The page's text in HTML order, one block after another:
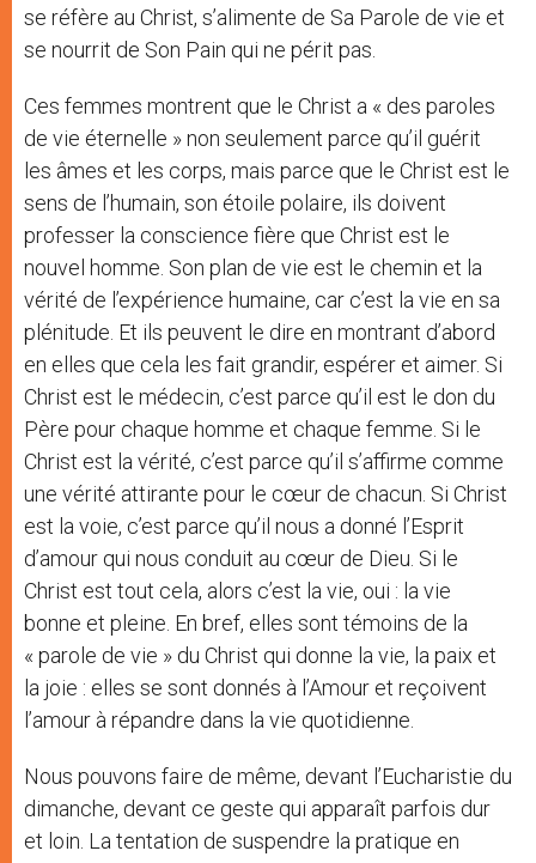
se réfère au Christ, s’alimente de Sa Parole de vie et
se nourrit de Son Pain qui ne périt pas.
Ces femmes montrent que le Christ a « des paroles
de vie éternelle » non seulement parce qu’il guérit
les âmes et les corps, mais parce que le Christ est le
sens de l’humain, son étoile polaire, ils doivent
professer la conscience fière que Christ est le
nouvel homme. Son plan de vie est le chemin et la
vérité de l’expérience humaine, car c’est la vie en sa
plénitude. Et ils peuvent le dire en montrant d’abord
en elles que cela les fait grandir, espérer et aimer. Si
Christ est le médecin, c’est parce qu’il est le don du
Père pour chaque homme et chaque femme. Si le
Christ est la vérité, c’est parce qu’il s’affirme comme
une vérité attirante pour le cœur de chacun. Si Christ
est la voie, c’est parce qu’il nous a donné l’Esprit
d’amour qui nous conduit au cœur de Dieu. Si le
Christ est tout cela, alors c’est la vie, oui : la vie
bonne et pleine. En bref, elles sont témoins de la
« parole de vie » du Christ qui donne la vie, la paix et
la joie : elles se sont donnés à l’Amour et reçoivent
l’amour à répandre dans la vie quotidienne.
Nous pouvons faire de même, devant l’Eucharistie du
dimanche, devant ce geste qui apparaît parfois dur
et loin. La tentation de suspendre la pratique en